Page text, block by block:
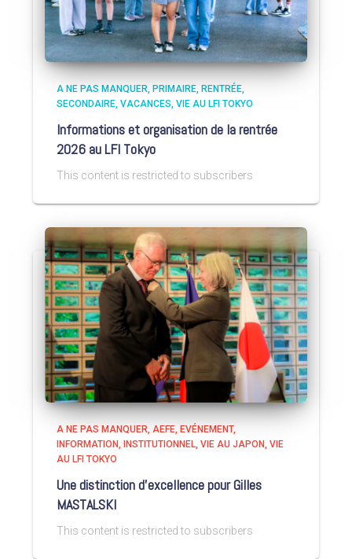
A NE PAS MANQUER PRIMAIRE RENTRÉE
SECONDAIRE VACANCES VIE AU LFI TOKYO
Informations et organisation de la rentrée
2026 au LFI Tokyo
This content is restricted to subscribers
A NE PAS MANQUER AEFE EVÉNEMENT
INFORMATION
INSTITUTIONNEL VIE AU JAPON VIE
AU LFI TOKYO
Une distinction d’excellence pour Gilles
MASTALSKI
This content is restricted to subscribers